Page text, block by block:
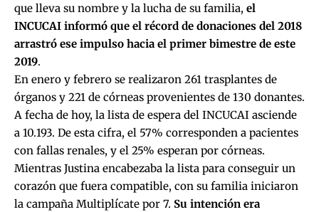
que lleva su nombre y la lucha de su familia, el
INCUCAI informó que el récord de donaciones del 2018
arrastró ese impulso hacia el primer bimestre de este
2019.
En enero y febrero se realizaron 261 trasplantes de
órganos y 221 de córneas provenientes de 130 donantes.
A fecha de hoy, la lista de espera del INCUCAI asciende
a 10.193. De esta cifra, el 57% corresponden a pacientes
con fallas renales, y el 25% esperan por córneas.
Mientras Justina encabezaba la lista para conseguir un
corazón que fuera compatible, con su familia iniciaron
la campaña Multiplícate por 7. Su intención era